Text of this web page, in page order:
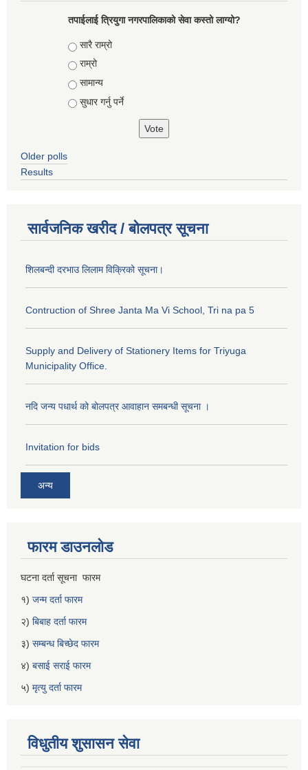
तपाईलाई त्रियुगा नगरपालिकाको सेवा कस्तो लाग्यो?
Choices
सारै राम्रो
राम्रो
सामान्य
सुधार गर्नु पर्ने
Older polls
Results
सार्वजनिक खरीद / बोलपत्र सूचना
शिलबन्दी दरभाउ लिलाम विक्रिको सूचना।
Contruction of Shree Janta Ma Vi School, Tri na pa 5
Supply and Delivery of Stationery Items for Triyuga
Municipality Office.
नदि जन्य पधार्थ को बोलपत्र आवाहान समबन्धी सूचना ।
Invitation for bids
अन्य
फारम डाउनलोड
घटना दर्ता सूचना फारम
१) जन्म दर्ता फारम
२) बिबाह दर्ता फारम
३) सम्बन्ध बिच्छेद फारम
४) बसाई सराई फारम
५) मृत्यु दर्ता फारम
विधुतीय शुसासन सेवा